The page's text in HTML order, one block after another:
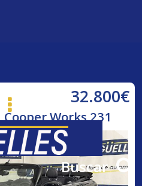
Buscar
32.800€
Works 231